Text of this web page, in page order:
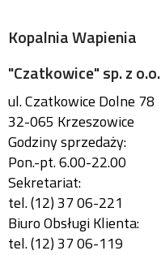
Kopalnia Wapienia
"Czatkowice" sp. z o.o.
ul. Czatkowice Dolne 78
32-065 Krzeszowice
Godziny sprzedaży:
Pon.-pt. 6.00-22.00
Sekretariat:
tel. (12) 37 06-221
Biuro Obsługi Klienta:
tel. (12) 37 06-119